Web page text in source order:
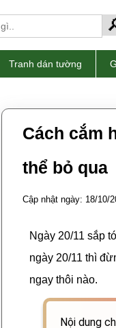
Tranh dán tường
Cách cắm
thể bỏ qua
Cập nhật ngày: 18/10/
Ngày 20/11 sắp
ngày 20/11 thì
ngay thôi nào.
Nội dung